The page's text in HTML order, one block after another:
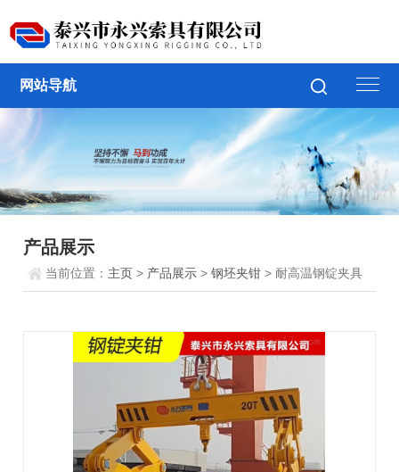
网站导航
产品展示
当前位置： 主页 > 产品展示 >钢坯夹钳 > 耐高温钢锭夹具